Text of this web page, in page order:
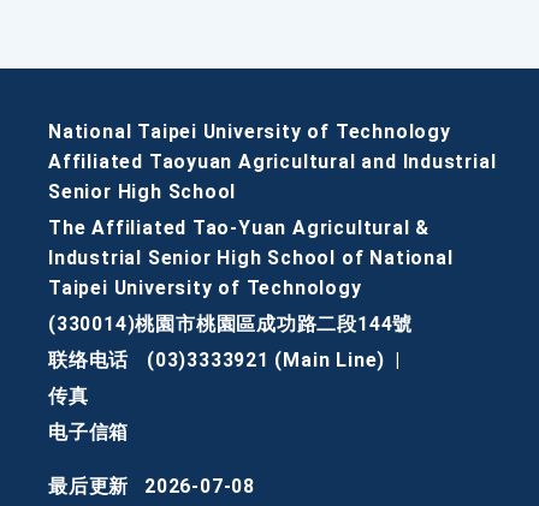
National Taipei University of Technology
Affiliated Taoyuan Agricultural and Industrial
Senior High School
The Affiliated Tao-Yuan Agricultural &
Industrial Senior High School of National
Taipei University of Technology
(330014)桃園市桃園區成功路二段144號
联络电话
(03)3333921 (Main Line)
传真
电子信箱
最后更新 2026-07-08